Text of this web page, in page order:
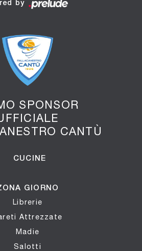
SPONSOR
CANTÙ
CUCINE
GIORNO
Librerie
Attrezzate
Madie
Salotti
by